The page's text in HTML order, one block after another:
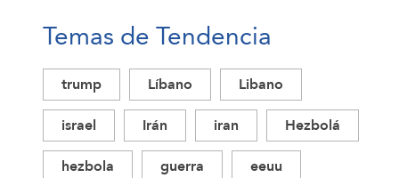
Temas de Tendencia
trump Líbano
Libano
israel
Irán iran
Hezbolá
hezbola
guerra eeuu